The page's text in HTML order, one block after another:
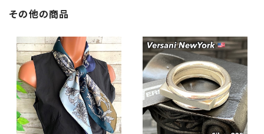
その他の商品